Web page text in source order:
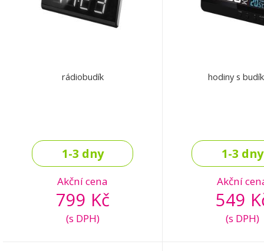
rádiobudík
1-3 dny
Akční cena
799 Kč
(s DPH)
hodiny s
1-3 dny
Akční
549
(s DPH)